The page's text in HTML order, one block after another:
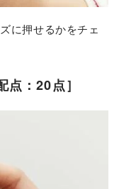
に押せるかをチェ
：20点］